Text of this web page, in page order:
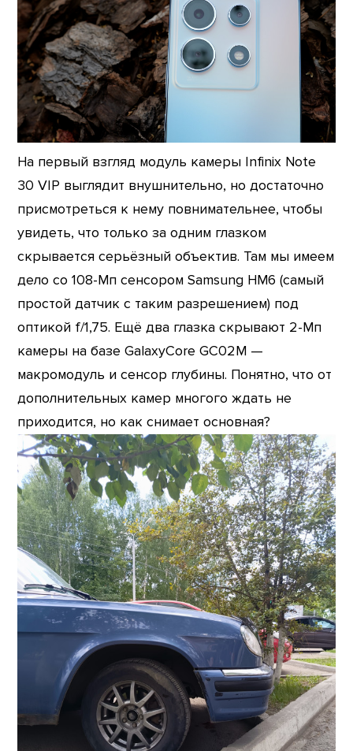
На первый взгляд модуль камеры Infinix Note
30 VIP выглядит внушнительно, но достаточно
присмотреться к нему повнимательнее, чтобы
увидеть, что только за одним глазком
скрывается серьёзный объектив. Там мы имеем
дело со 108-Мп сенсором Samsung HM6 (самый
простой датчик с таким разрешением) под
оптикой f/1,75. Ещё два глазка скрывают 2-Мп
камеры на базе GalaxyCore GC02M —
макромодуль и сенсор глубины. Понятно, что от
дополнительных камер многого ждать не
приходится, но как снимает основная?